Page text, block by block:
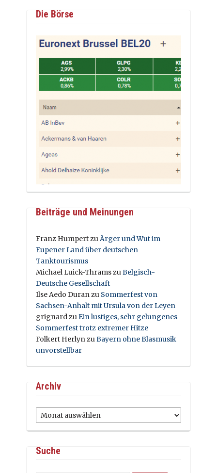
Die Börse
Beiträge und Meinungen
Franz HumpertzuÄrger und Wut im
Eupener Land über deutschen
Tanktourismus
Michael Luick-ThramszuBelgisch-
Deutsche Gesellschaft
Ilse Aedo Duranzu Sommerfest von
Sachsen-Anhalt mit Ursula von der Leyen
grignardzuEin lustiges, sehr gelungenes
Sommerfest trotz extremer Hitze
Folkert HerlynzuBayern ohne Blasmusik
unvorstellbar
Archiv
Archiv
Suche